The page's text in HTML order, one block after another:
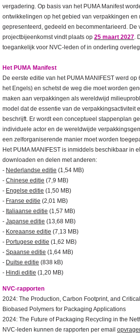
vergadering. Op basis van het PUMA Manifest
ontwikkelingen op het gebied van verpakkingen
gepresenteerd, gedeeld en becommentarieerd. De
projectbijeenkomst vindt plaats op 25 maart 2027.
toegankelijk voor NVC-leden of in onderling
Het PUMA Manifest
De eerste editie van het PUMA MANIFEST werd
het Engels) en schetst de weg die moet worden
maken aan verpakkingen als wereldwijd
model dat de essentie van de verpakkingsactiviteit
beschrijft. Er wordt een conceptueel stappenplan
individuele actor en de wereldwijde
een zelforganiserende manier moet worden
Het PUMA MANIFEST is inmiddels beschikbaar in
downloaden en delen met anderen:
- Nederlandse editie (1,54 MB)
- Chinese editie (7,9 MB)
- Engelse editie (1,50 MB)
- Franse editie (2,01 MB)
- Italiaanse editie (1,57 MB)
- Japanse editie (13,68 MB)
- Koreaanse editie (7,13 MB)
- Portugese editie (1,62 MB)
- Spaanse editie (1,64 MB)
- Duitse editie (838 kB)
- Hindi editie (1,20 MB)
NVC-rapporten
2024: The Production, Carbon Footprint, and
Biobased Polymers for Packaging Applications
2024: The Future of Packaging Recycling in the
NVC-leden kunnen de rapporten per email